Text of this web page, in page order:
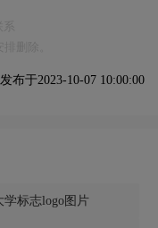
发布于2023-10-07 10:00:00
学标志logo图片